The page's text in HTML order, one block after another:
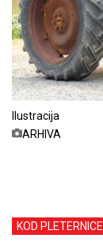
Ilustracija
ARHIVA
KOD PLETERNICE